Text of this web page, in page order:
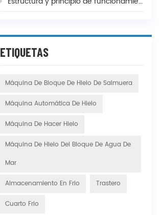
ETIQUETAS
Máquina De Bloque De Hielo De Salmuera
Máquina Automática De Hielo
Máquina De Hacer Hielo
Máquina De Hielo Del Bloque De Agua De
Mar
Almacenamiento En Frio Trastero
Cuarto Frio